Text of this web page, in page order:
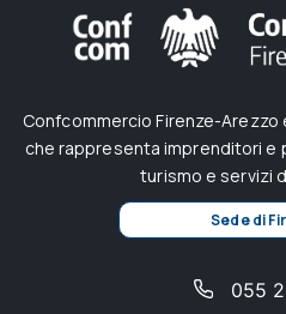
Confcommercio Firenze-Arezzo
che rappresenta imprenditori e
turismo e servizi
Sede di
055